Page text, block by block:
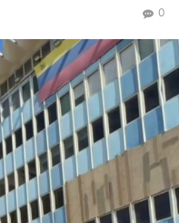
0